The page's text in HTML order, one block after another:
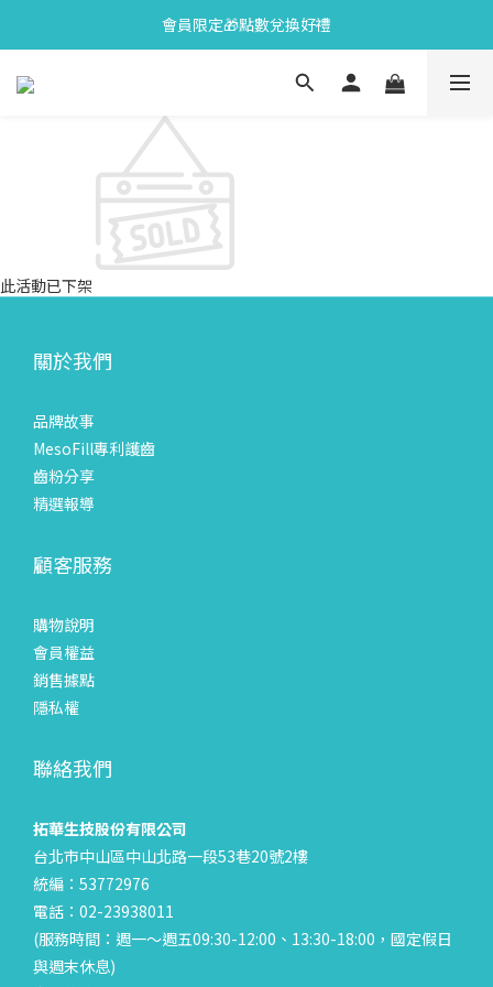
會員限定🎁點數兌換好禮
會員限定🎁點數兌換好禮
全新上市🫧變色牙膏加碼送好禮
會員限定🎁點數兌換好禮
此活動已下架
關於我們
品牌故事
MesoFill專利護齒
齒粉分享
精選報導
顧客服務
購物說明
會員權益
銷售據點
隱私權
聯絡我們
拓華生技股份有限公司
台北市中山區中山北路一段53巷20號2樓
統編：53772976
電話：02-23938011
(服務時間：週一～週五09:30-12:00、13:30-18:00，國定假日
與週末休息)